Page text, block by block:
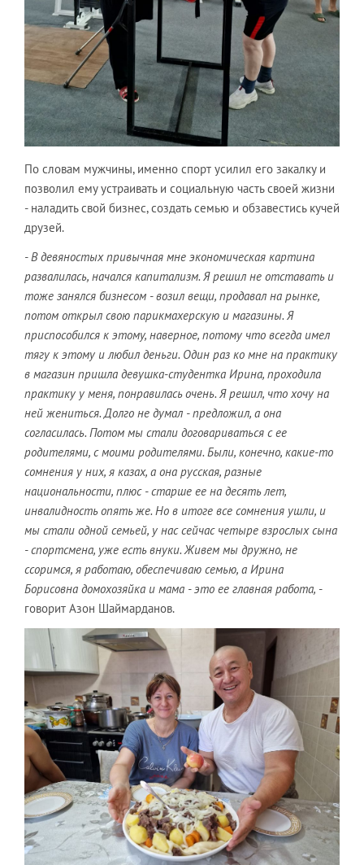
По словам мужчины, именно спорт усилил его закалку и
позволил ему устраивать и социальную часть своей жизни
- наладить свой бизнес, создать семью и обзавестись кучей
друзей.
- В девяностых привычная мне экономическая картина
развалилась, начался капитализм. Я решил не отставать и
тоже занялся бизнесом - возил вещи, продавал на рынке,
потом открыл свою парикмахерскую и магазины. Я
приспособился к этому, наверное, потому что всегда имел
тягу к этому и любил деньги. Один раз ко мне на практику
в магазин пришла девушка-студентка Ирина, проходила
практику у меня, понравилась очень. Я решил, что хочу на
ней жениться. Долго не думал - предложил, а она
согласилась. Потом мы стали договариваться с ее
родителями, с моими родителями. Были, конечно, какие-то
сомнения у них, я казах, а она русская, разные
национальности, плюс - старше ее на десять лет,
инвалидность опять же. Но в итоге все сомнения ушли, и
мы стали одной семьей, у нас сейчас четыре взрослых сына
- спортсмена, уже есть внуки. Живем мы дружно, не
ссоримся, я работаю, обеспечиваю семью, а Ирина
Борисовна домохозяйка и мама - это ее главная работа, -
говорит Азон Шаймарданов.